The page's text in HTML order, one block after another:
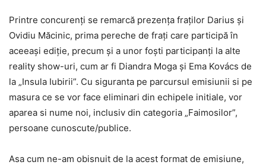
Printre concurenți se remarcă prezența fraților Darius și
Ovidiu Măcinic, prima pereche de frați care participă în
aceeași ediție, precum și a unor foști participanți la alte
reality show-uri, cum ar fi Diandra Moga și Ema Kovács de
la „Insula Iubirii”. Cu siguranta pe parcursul emisiunii si pe
masura ce se vor face eliminari din echipele initiale, vor
aparea si nume noi, inclusiv din categoria „Faimosilor”,
persoane cunoscute/publice.
Asa cum ne-am obisnuit de la acest format de emisiune,